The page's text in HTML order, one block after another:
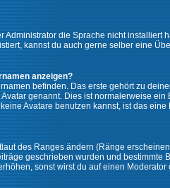
Administrator die Sprache nicht
kannst du auch gerne selber eine
anzeigen?
befinden. Das erste gehört zu
genannt. Dies ist normalerweise
Avatare benutzen kannst, ist das
des Ranges ändern (Ränge
geschrieben wurden und
sonst wirst du auf einen